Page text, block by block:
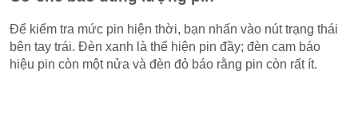
Để kiểm tra mức pin hiện thời, bạn nhấn vào nút trạng thái
bên tay trái. Đèn xanh là thể hiện pin đầy; đèn cam báo
hiệu pin còn một nửa và đèn đỏ báo rằng pin còn rất ít.